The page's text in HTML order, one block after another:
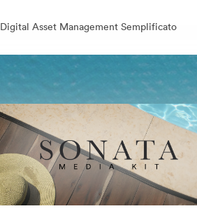
Digital Asset Management Semplificato